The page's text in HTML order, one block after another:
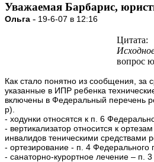
Уважаемая Барбарис,
Ольга - 19-6-07 в 12:16
Цитата:
вопрос
Как стало понятно из сообщения, за
указанные в ИПР ребенка
включены в Федеральный перечень
р).
- ходунки относятся к п. 6
- вертикализатор относится к
инвалидов теническими средствами
- ортезирование - п. 4 Федерального
- санаторно-курортное лечение – п.